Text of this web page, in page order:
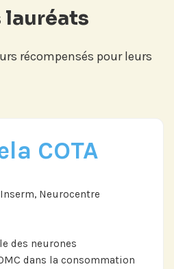
lauréats
récompensés pour leurs
COTA
Neurocentre
des neurones
dans la consommation